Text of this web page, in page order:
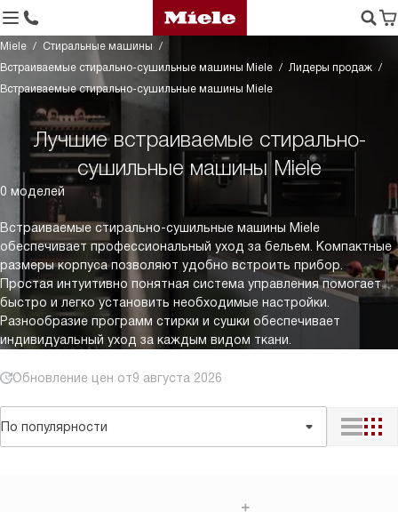
Miele
Стиральные машины
Встраиваемые стирально-сушильные машины Miele
Лидеры продаж
Встраиваемые стирально-сушильные машины Miele
Лучшие встраиваемые стирально-
сушильные машины Miele
0 моделей
Встраиваемые стирально-сушильные машины Miele
обеспечивает профессиональный уход за бельем. Компактные
размеры корпуса позволяют удобно встроить прибор.
Простая интуитивно понятная система управления помогает
быстро и легко установить необходимые настройки.
Разнообразие программ стирки и сушки обеспечивает
индивидуальный уход за каждым видом ткани.
Обновление цен от9 августа 2026
По популярности